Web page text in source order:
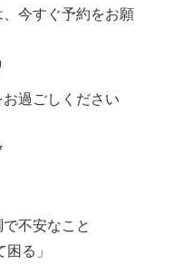
今すぐ予約をお願
過ごしください
不安なこと
る」